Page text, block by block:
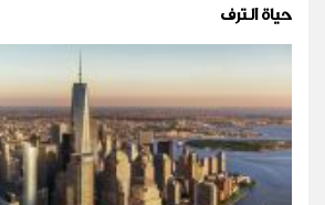
حياة الترف